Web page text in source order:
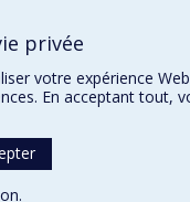
privée
votre expérience
En acceptant
.